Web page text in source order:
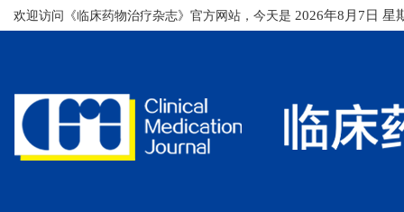
欢迎访问《临床药物治疗杂志》官方网站，今天是 2026年8月7日 星